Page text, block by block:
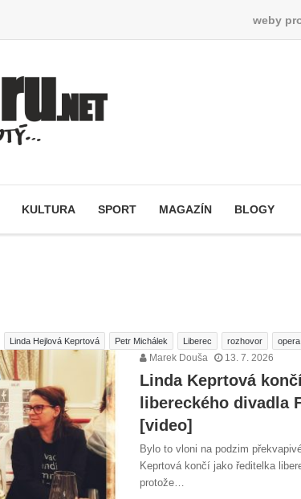
weby
KULTURA SPORT MAGAZÍN BLOGY
Linda Hejlová Keprtová Petr Michálek Liberec rozhovor opera
Marek Douša 13. 7. 2026
Linda Keprtová
libereckého divadla
[video]
Bylo to vloni na podzim
Keprtová končí jako ředitelka
protože…